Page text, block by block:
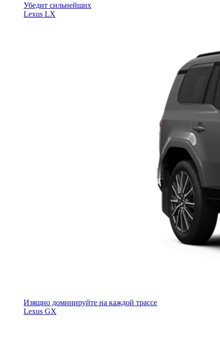
Убедит сильнейших
Lexus LX
Изящно доминируйте на каждой трассе
Lexus GX